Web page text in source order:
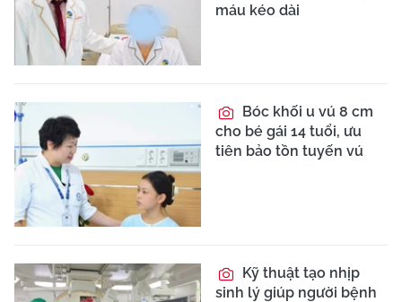
máu kéo dài
Bóc khối u vú 8 cm
cho bé gái 14 tuổi, ưu
tiên bảo tồn tuyến vú
Kỹ thuật tạo nhịp
sinh lý giúp người bệnh